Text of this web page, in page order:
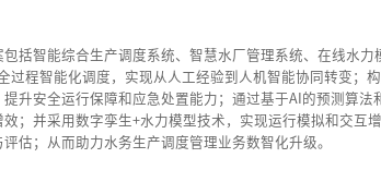
括智能综合生产调度系统、智慧水厂管理系统、在线水力
过程智能化调度，实现从人工经验到人机智能协同转变；
升安全运行保障和应急处置能力；通过基于AI的预测算法
；并采用数字孪生+水力模型技术，实现运行模拟和交互
估；从而助力水务生产调度管理业务数智化升级。